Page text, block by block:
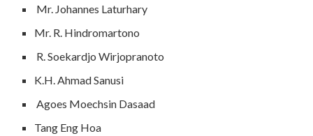
Mr. Johannes Laturhary
Mr. R. Hindromartono
R. Soekardjo Wirjopranoto
K.H. Ahmad Sanusi
Agoes Moechsin Dasaad
Tang Eng Hoa